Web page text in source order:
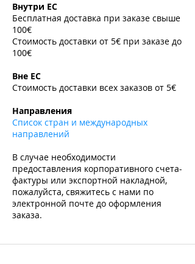
Внутри ЕС
Бесплатная доставка при заказе свыше
100€
Стоимость доставки от 5€ при заказе до
100€
Вне ЕС
Стоимость доставки всех заказов от 5€
Направления
Список стран и международных
направлений
В случае необходимости
предоставления корпоративного счета-
фактуры или экспортной накладной,
пожалуйста, свяжитесь с нами по
электронной почте до оформления
заказа.